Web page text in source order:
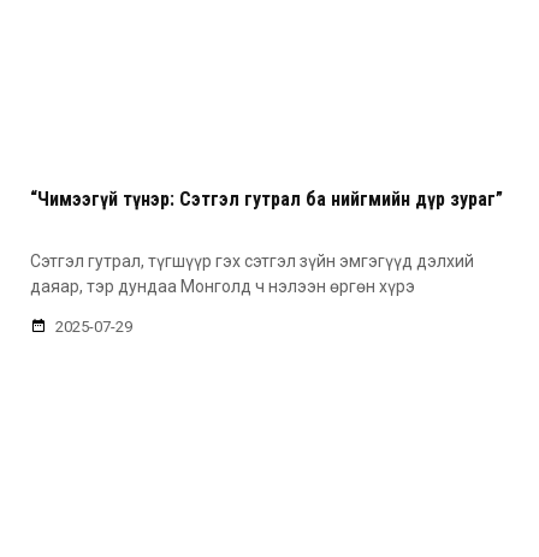
“Чимээгүй түнэр: Сэтгэл гутрал ба нийгмийн дүр зураг”
Сэтгэл гутрал, түгшүүр гэх сэтгэл зүйн эмгэгүүд дэлхий
даяар, тэр дундаа Монголд ч нэлээн өргөн хүрэ
2025-07-29